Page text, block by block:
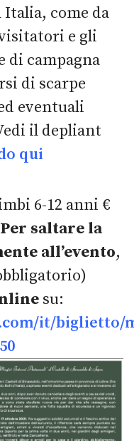
come da
e gli
di campagna
di scarpe
eventuali
il depliant
qui
6-12 anni €
Per saltare la
all’evento,
su:
it/biglietto/